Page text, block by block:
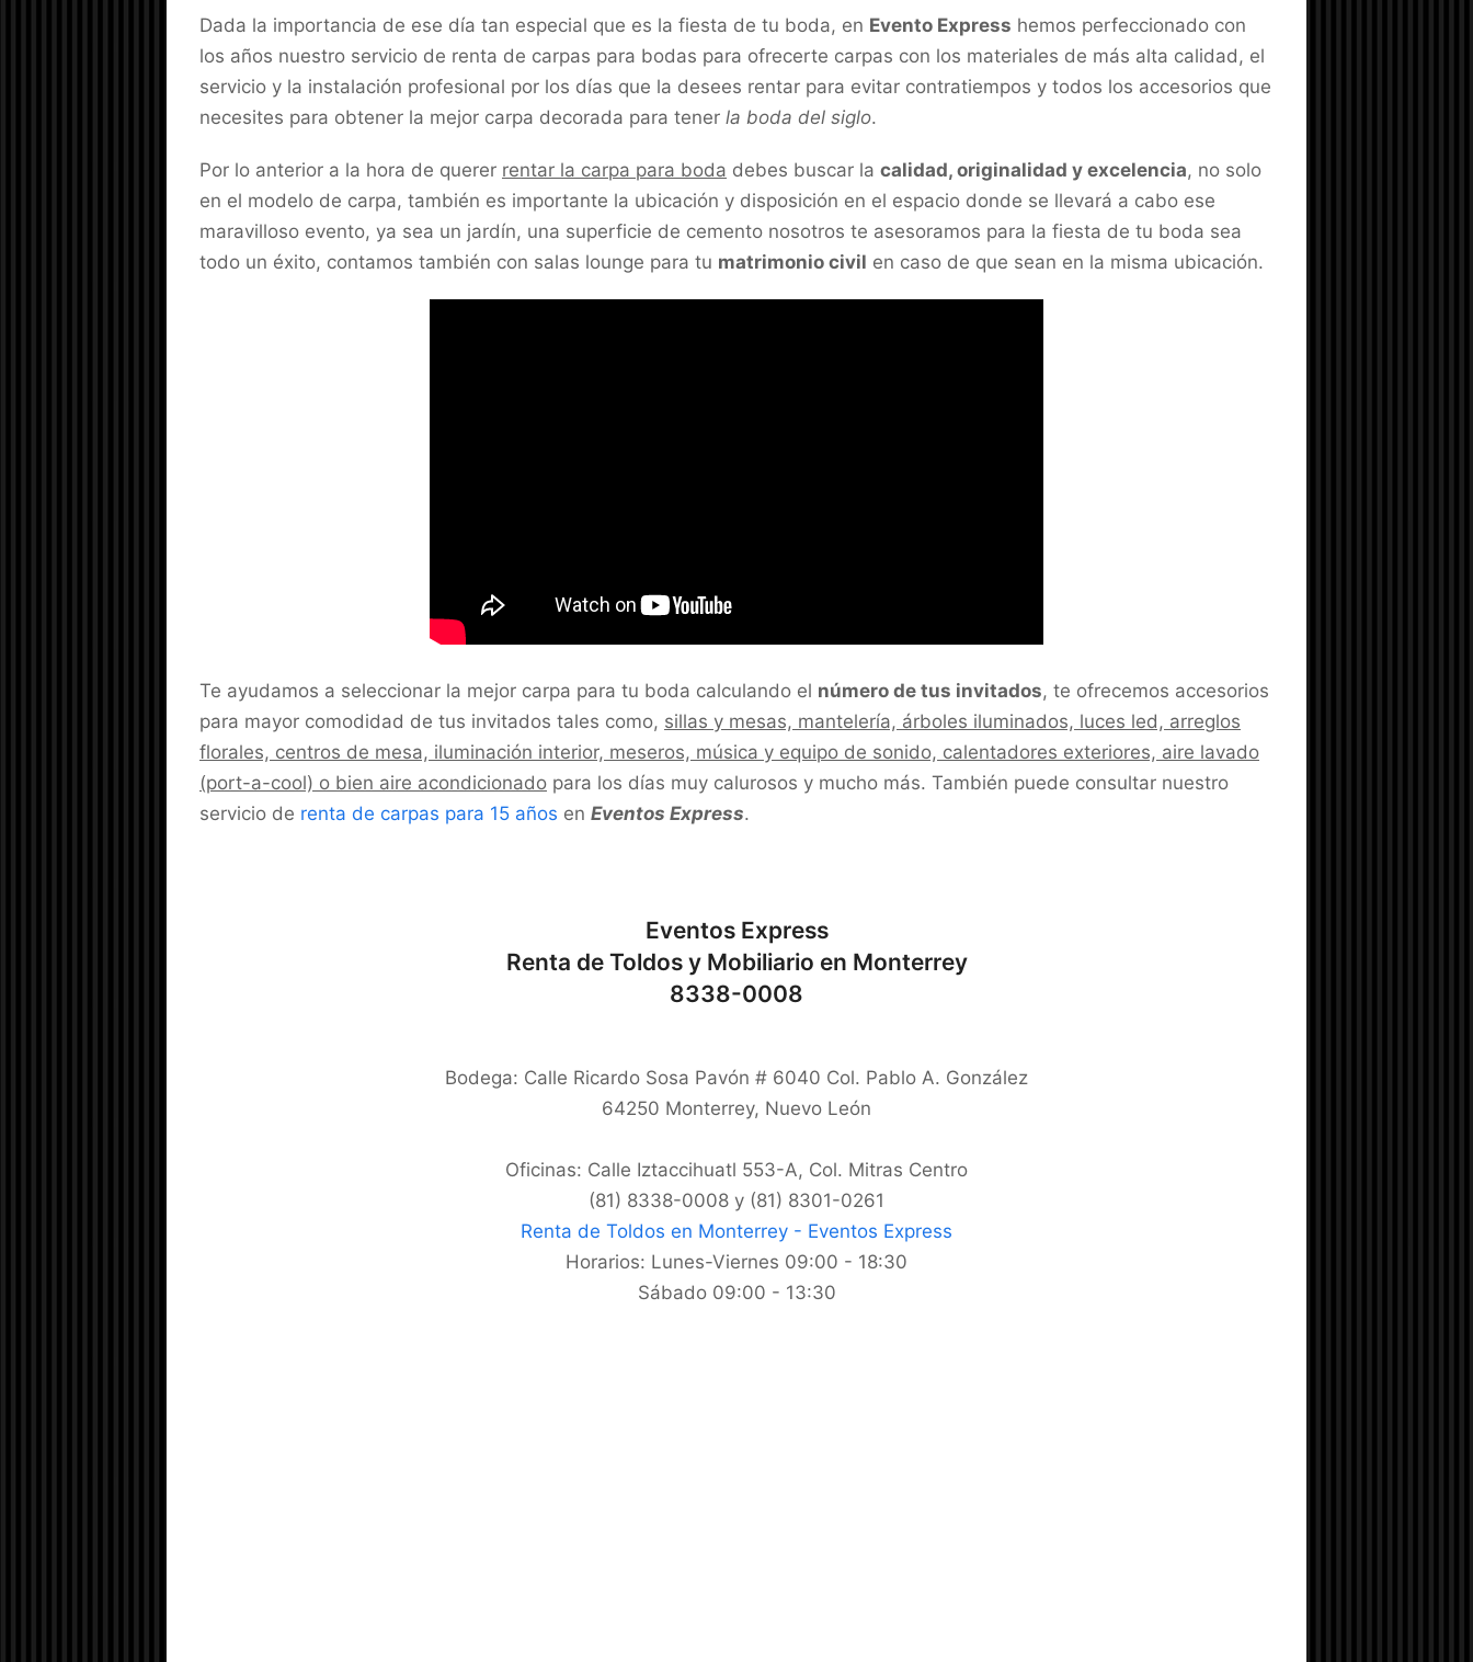
Dada la importancia de ese día tan especial que es la fiesta de tu boda, en Evento Express hemos perfeccionado con
los años nuestro servicio de renta de carpas para bodas para ofrecerte carpas con los materiales de más alta calidad, el
servicio y la instalación profesional por los días que la desees rentar para evitar contratiempos y todos los accesorios que
necesites para obtener la mejor carpa decorada para tener la boda del siglo.
Por lo anterior a la hora de querer rentar la carpa para boda debes buscar la calidad, originalidad y excelencia, no solo
en el modelo de carpa, también es importante la ubicación y disposición en el espacio donde se llevará a cabo ese
maravilloso evento, ya sea un jardín, una superficie de cemento nosotros te asesoramos para la fiesta de tu boda sea
todo un éxito, contamos también con salas lounge para tu matrimonio civil en caso de que sean en la misma ubicación.
Te ayudamos a seleccionar la mejor carpa para tu boda calculando el número de tus invitados, te ofrecemos accesorios
para mayor comodidad de tus invitados tales como, sillas y mesas, mantelería, árboles iluminados, luces led, arreglos
florales, centros de mesa, iluminación interior, meseros, música y equipo de sonido, calentadores exteriores, aire lavado
(port-a-cool) o bien aire acondicionado para los días muy calurosos y mucho más. También puede consultar nuestro
servicio de renta de carpas para 15 años en Eventos Express.
Eventos Express
Renta de Toldos y Mobiliario en Monterrey
8338-0008
Bodega: Calle Ricardo Sosa Pavón # 6040 Col. Pablo A. González
64250 Monterrey, Nuevo León
Oficinas: Calle Iztaccihuatl 553-A, Col. Mitras Centro
(81) 8338-0008 y (81) 8301-0261
Renta de Toldos en Monterrey - Eventos Express
Horarios: Lunes-Viernes 09:00 - 18:30
Sábado 09:00 - 13:30